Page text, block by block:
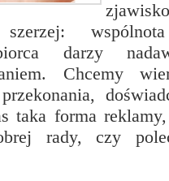
szerzej:
darzy
Chcemy
taka forma
rady, czy